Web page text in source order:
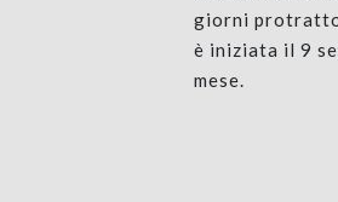
giorni
è iniziata il 9
mese.